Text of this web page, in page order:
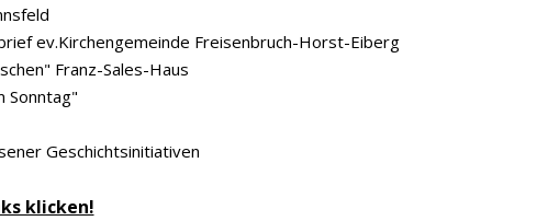
Freisenbruch-Horst-Eiberg
Franz-Sales-Haus
Geschichtsinitiativen
klicken!